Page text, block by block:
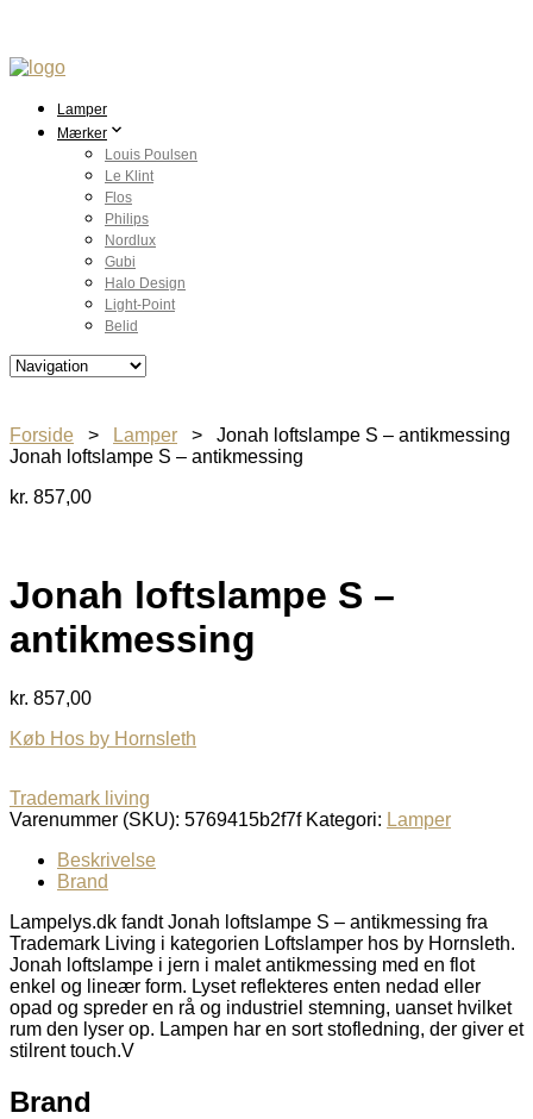
Lamper
Mærker
Louis Poulsen
Le Klint
Flos
Philips
Nordlux
Gubi
Halo Design
Light-Point
Belid
Forside > Lamper > Jonah loftslampe S – antikmessing
Jonah loftslampe S – antikmessing
kr. 857,00
Jonah loftslampe S –
antikmessing
kr. 857,00
Køb Hos by Hornsleth
Trademark living
Varenummer (SKU): 5769415b2f7f Kategori: Lamper
Beskrivelse
Brand
Lampelys.dk fandt Jonah loftslampe S – antikmessing fra
Trademark Living i kategorien Loftslamper hos by Hornsleth.
Jonah loftslampe i jern i malet antikmessing med en flot
enkel og lineær form. Lyset reflekteres enten nedad eller
opad og spreder en rå og industriel stemning, uanset hvilket
rum den lyser op. Lampen har en sort stofledning, der giver et
stilrent touch.V
Brand